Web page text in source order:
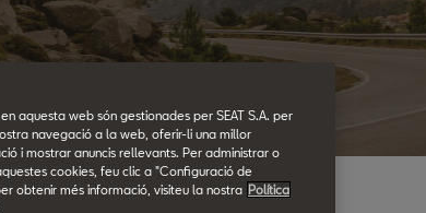
aquesta web són gestionades per SEAT S.A. per
navegació a la web, oferir-li una millor
i mostrar anuncis rellevants. Per administrar o
cookies, feu clic a "Configuració de
obtenir més informació, visiteu la nostra Política